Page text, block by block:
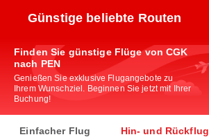
Günstige beliebte Routen
Finden Sie günstige Flüge von CGK
nach PEN
Genießen Sie exklusive Flugangebote zu
Ihrem Wunschziel. Beginnen Sie jetzt mit Ihrer
Buchung!
Einfacher Flug Hin- und Rückflug